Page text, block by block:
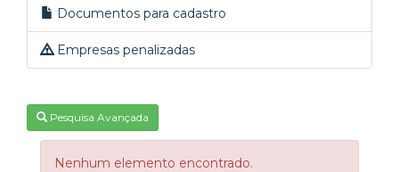
Documentos para cadastro
Empresas penalizadas
Pesquisa Avançada
Nenhum elemento encontrado.